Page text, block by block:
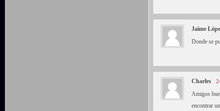
Jaime
Donde se
Charles
Amigos
encontrar